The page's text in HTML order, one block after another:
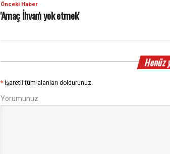
Önceki Haber
'Amaç İhvan'ı yok etmek'
Henüz
* İşaretli tüm alanları doldurunuz.
Yorumunuz